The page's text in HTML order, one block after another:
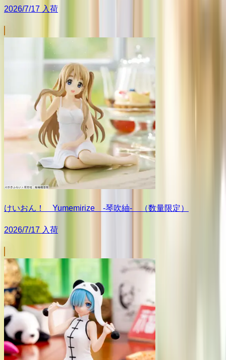
2026/7/17 入荷
けいおん！ Yumemirize ‐琴吹紬‐ （数量限定）
2026/7/17 入荷